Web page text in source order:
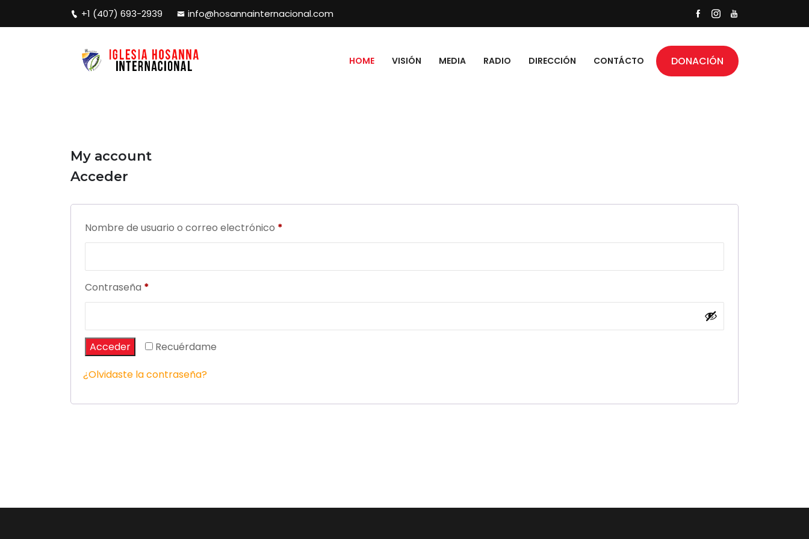
+1 (407) 693-2939 info@hosannainternacional.com
HOME VISIÓN MEDIA RADIO DIRECCIÓN CONTÁCTO DONACIÓN
My account
Acceder
Nombre de usuario o correo electrónico *
Contraseña *
Recuérdame
Acceder
¿Olvidaste la contraseña?